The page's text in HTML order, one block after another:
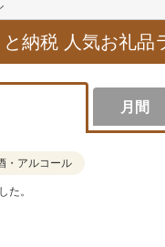
納税 人気お礼品
月間
・アルコール
た。